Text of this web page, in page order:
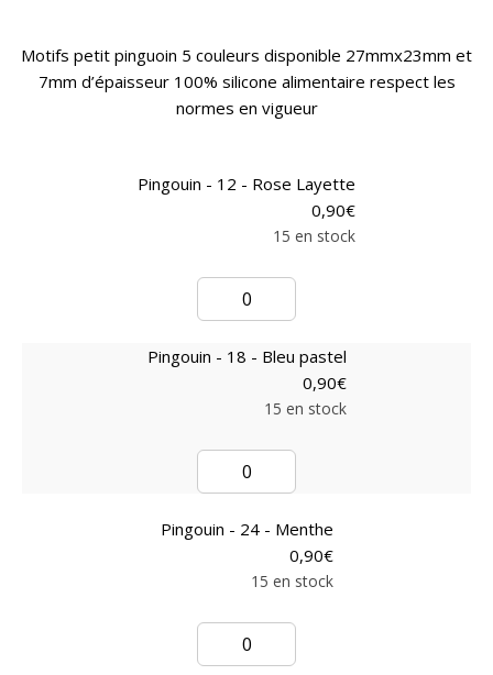
Motifs petit pinguoin 5 couleurs disponible 27mmx23mm et
7mm d’épaisseur 100% silicone alimentaire respect les
normes en vigueur
Pingouin - 12 - Rose Layette
0,90€
15 en stock
Pingouin - 18 - Bleu pastel
0,90€
15 en stock
Pingouin - 24 - Menthe
0,90€
15 en stock